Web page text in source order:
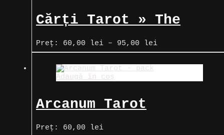
Cărți Tarot » The
Wandering Spirit
Preț: 60,00 lei – 95,00 leiInterval
de
Adaugă în coș
Arcanum Tarot
Preț: 60,00 lei